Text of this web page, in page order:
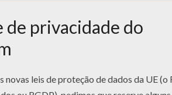
CORAÇÃO